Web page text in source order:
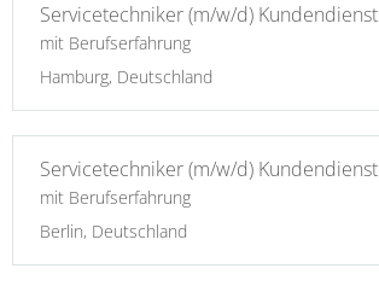
Servicetechniker (m/w/d) Kundendienst
mit Berufserfahrung
Hamburg, Deutschland
Servicetechniker (m/w/d) Kundendienst
mit Berufserfahrung
Berlin, Deutschland